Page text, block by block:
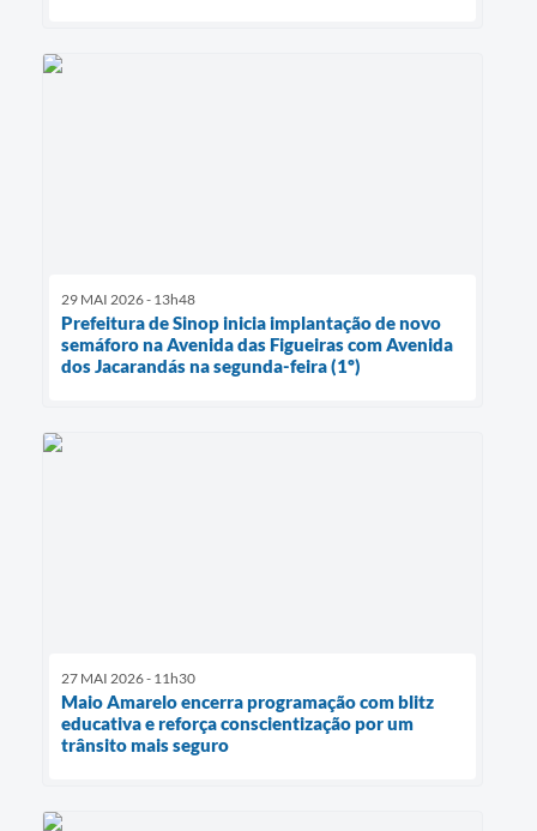
29 MAI 2026 - 13h48
Prefeitura de Sinop inicia implantação de novo
semáforo na Avenida das Figueiras com Avenida
dos Jacarandás na segunda-feira (1º)
27 MAI 2026 - 11h30
Maio Amarelo encerra programação com blitz
educativa e reforça conscientização por um
trânsito mais seguro